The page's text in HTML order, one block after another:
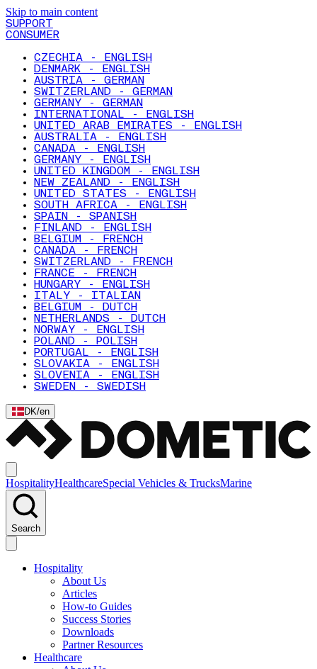
Skip to main content
SUPPORT
CONSUMER
CZECHIA - ENGLISH
DENMARK - ENGLISH
AUSTRIA - GERMAN
SWITZERLAND - GERMAN
GERMANY - GERMAN
INTERNATIONAL - ENGLISH
UNITED ARAB EMIRATES - ENGLISH
AUSTRALIA - ENGLISH
CANADA - ENGLISH
GERMANY - ENGLISH
UNITED KINGDOM - ENGLISH
NEW ZEALAND - ENGLISH
UNITED STATES - ENGLISH
SOUTH AFRICA - ENGLISH
SPAIN - SPANISH
FINLAND - ENGLISH
BELGIUM - FRENCH
CANADA - FRENCH
SWITZERLAND - FRENCH
FRANCE - FRENCH
HUNGARY - ENGLISH
ITALY - ITALIAN
BELGIUM - DUTCH
NETHERLANDS - DUTCH
NORWAY - ENGLISH
POLAND - POLISH
PORTUGAL - ENGLISH
SLOVAKIA - ENGLISH
SLOVENIA - ENGLISH
SWEDEN - SWEDISH
DK/en
HospitalityHealthcareSpecial Vehicles & TrucksMarine
Search
Hospitality
About Us
Articles
How-to Guides
Success Stories
Downloads
Partner Resources
Healthcare